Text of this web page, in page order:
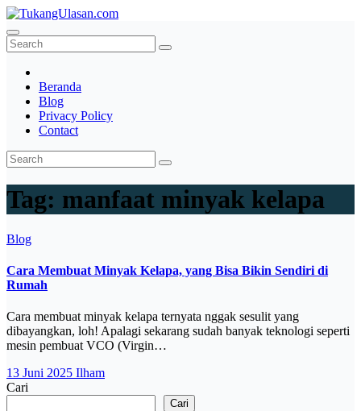
Skip
to
content
TukangUlasan.com
Baca Aja Dulu!
Beranda
Blog
Privacy Policy
Contact
Tag: manfaat minyak kelapa
Blog
Cara Membuat Minyak Kelapa, yang Bisa Bikin Sendiri di
Rumah
Cara membuat minyak kelapa ternyata nggak sesulit yang
dibayangkan, loh! Apalagi sekarang sudah banyak teknologi seperti
mesin pembuat VCO (Virgin…
13 Juni 2025 Ilham
Cari
Cari